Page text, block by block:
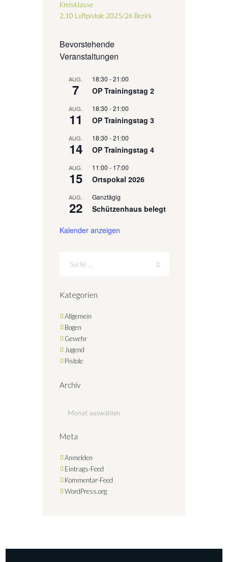
Kreisklasse
2.10 Luftpistole 2025/26 Bezirk
Bevorstehende
Veranstaltungen
AUG.
7
18:30 -21:00
OP Trainingstag 2
AUG.
11
18:30 -21:00
OP Trainingstag 3
AUG.
14
18:30 -21:00
OP Trainingstag 4
AUG.
15
11:00 - 17:00
Ortspokal 2026
AUG.
22
Ganztägig
Schützenhaus belegt
Kalender anzeigen
Kategorien
Allgemein
Bogen
Gewehr
Jugend
Pistole
Archiv
Meta
Anmelden
Eintrags-Feed
Kommentar-Feed
WordPress.org